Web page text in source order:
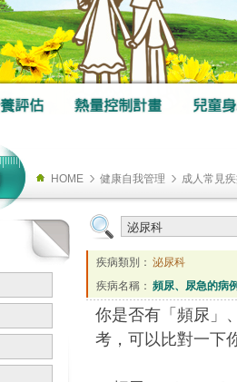
HOME 健康自我管理 成人常見
疾病類別： 泌尿科
疾病名稱： 頻尿、尿急的病
你是否有「頻尿」
考，可以比對一下